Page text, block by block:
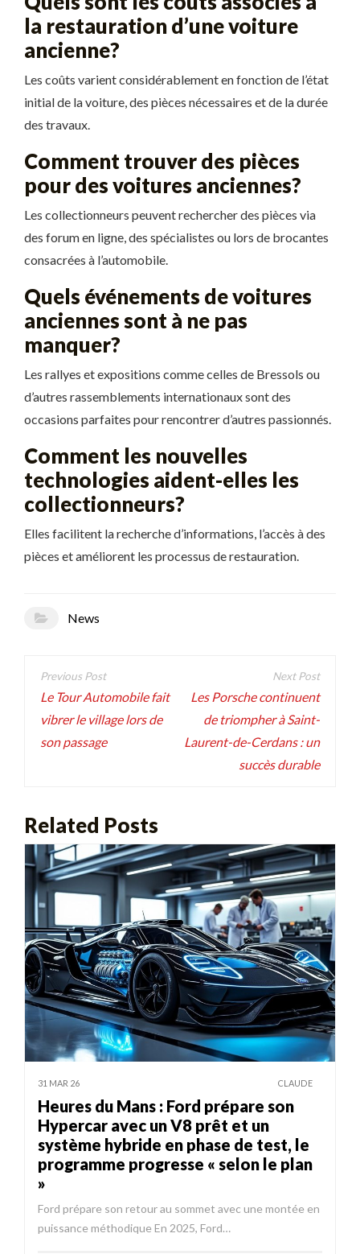
la restauration d’une voiture
ancienne?
Les coûts varient considérablement en fonction de l’état
initial de la voiture, des pièces nécessaires et de la durée
des travaux.
Comment trouver des pièces
pour des voitures anciennes?
Les collectionneurs peuvent rechercher des pièces via
des forum en ligne, des spécialistes ou lors de brocantes
consacrées à l’automobile.
Quels événements de voitures
anciennes sont à ne pas
manquer?
Les rallyes et expositions comme celles de Bressols ou
d’autres rassemblements internationaux sont des
occasions parfaites pour rencontrer d’autres passionnés.
Comment les nouvelles
technologies aident-elles les
collectionneurs?
Elles facilitent la recherche d’informations, l’accès à des
pièces et améliorent les processus de restauration.
News
Navigation
de
l’article
Le Tour Automobile fait
vibrer le village lors de
son passage
Les Porsche continuent
de triompher à Saint-
Laurent-de-Cerdans : un
succès durable
Related Posts
31 MAR 26 CLAUDE
Heures du Mans : Ford prépare son
Hypercar avec un V8 prêt et un
système hybride en phase de test, le
programme progresse « selon le plan
»
Ford prépare son retour au sommet avec une montée en
puissance méthodique En 2025, Ford…